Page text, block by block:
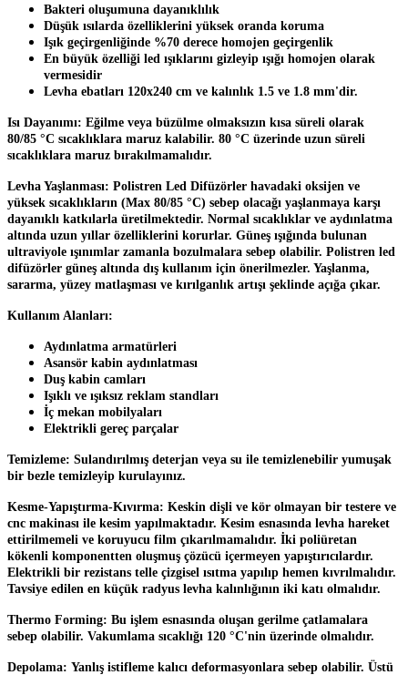
Bakteri oluşumuna dayanıklılık
Düşük ısılarda özelliklerini yüksek oranda koruma
Işık geçirgenliğinde %70 derece homojen geçirgenlik
En büyük özelliği led ışıklarını gizleyip ışığı homojen olarak
vermesidir
Levha ebatları 120x240 cm ve kalınlık 1.5 ve 1.8 mm'dir.
Isı Dayanımı: Eğilme veya büzülme olmaksızın kısa süreli olarak
80/85 °C sıcaklıklara maruz kalabilir. 80 °C üzerinde uzun süreli
sıcaklıklara maruz bırakılmamalıdır.
Levha Yaşlanması: Polistren Led Difüzörler havadaki oksijen ve
yüksek sıcaklıkların (Max 80/85 °C) sebep olacağı yaşlanmaya karşı
dayanıklı katkılarla üretilmektedir. Normal sıcaklıklar ve aydınlatma
altında uzun yıllar özelliklerini korurlar. Güneş ışığında bulunan
ultraviyole ışınımlar zamanla bozulmalara sebep olabilir. Polistren led
difüzörler güneş altında dış kullanım için önerilmezler. Yaşlanma,
sararma, yüzey matlaşması ve kırılganlık artışı şeklinde açığa çıkar.
Kullanım Alanları:
Aydınlatma armatürleri
Asansör kabin aydınlatması
Duş kabin camları
Işıklı ve ışıksız reklam standları
İç mekan mobilyaları
Elektrikli gereç parçalar
Temizleme: Sulandırılmış deterjan veya su ile temizlenebilir yumuşak
bir bezle temizleyip kurulayınız.
Kesme-Yapıştırma-Kıvırma: Keskin dişli ve kör olmayan bir testere ve
cnc makinası ile kesim yapılmaktadır. Kesim esnasında levha hareket
ettirilmemeli ve koruyucu film çıkarılmamalıdır. İki poliüretan
kökenli komponentten oluşmuş çözücü içermeyen yapıştırıcılardır.
Elektrikli bir rezistans telle çizgisel ısıtma yapılıp hemen kıvrılmalıdır.
Tavsiye edilen en küçük radyus levha kalınlığının iki katı olmalıdır.
Thermo Forming: Bu işlem esnasında oluşan gerilme çatlamalara
sebep olabilir. Vakumlama sıcaklığı 120 °C'nin üzerinde olmalıdır.
Depolama: Yanlış istifleme kalıcı deformasyonlara sebep olabilir. Üstü